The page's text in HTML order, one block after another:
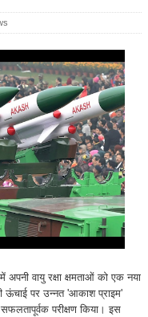
अपनी वायु रक्षा क्षमताओं को एक नया
ऊंचाई पर उन्नत 'आकाश प्राइम'
परीक्षण किया। इस